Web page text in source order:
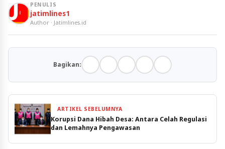
PENULIS
jatimlines1
Author · Jatimlines.id
Bagikan:
ARTIKEL SEBELUMNYA
Korupsi Dana Hibah Desa: Antara Celah Regulasi
dan Lemahnya Pengawasan